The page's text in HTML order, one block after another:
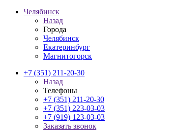
Челябинск
Назад
Города
Челябинск
Екатеринбург
Магнитогорск
+7 (351) 211-20-30
Назад
Телефоны
+7 (351) 211-20-30
+7 (351) 223-03-03
+7 (919) 123-03-03
Заказать звонок